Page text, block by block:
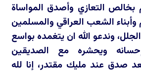
التعازي وأصدق المواساة
وأبناء الشعب العراقي والمسلمين
وندعو الله ان يتغمده بواسع
ويحشره مع الصديقين
صدق عند مليك مقتدر، إنا لله